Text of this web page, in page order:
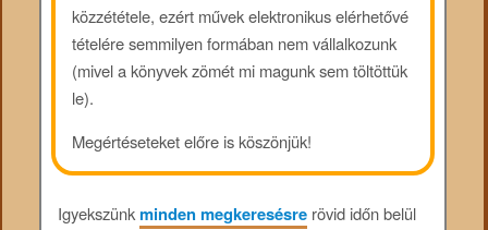
közzététele, ezért művek elektronikus elérhetővé
tételére semmilyen formában nem vállalkozunk
(mivel a könyvek zömét mi magunk sem töltöttük
le).
Megértéseteket előre is köszönjük!
Igyekszünkminden megkeresésrerövid időn belül